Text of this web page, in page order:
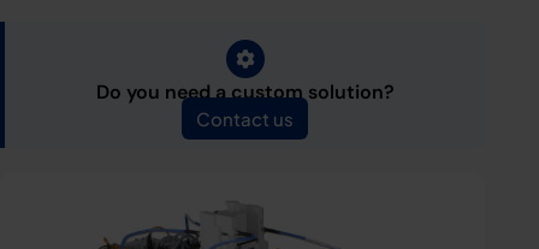
Contact us
Do you need a custom solution?